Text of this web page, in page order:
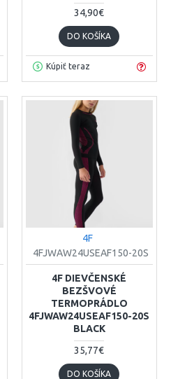
34,90€
DO KOŠÍKA
Kúpiť teraz
4F
4FJWAW24USEAF150-20S
4F DIEVČENSKÉ
BEZŠVOVÉ
TERMOPRÁDLO
4FJWAW24USEAF150-20S
BLACK
35,77€
DO KOŠÍKA